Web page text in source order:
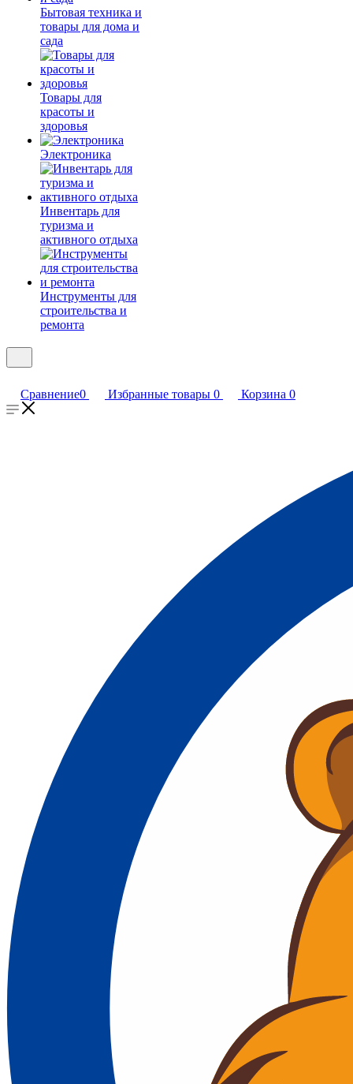
Бытовая техника и
товары для дома и
сада
Товары для
красоты и
здоровья
Электроника
Инвентарь для
туризма и
активного отдыха
Инструменты для
строительства и
ремонта
Сравнение0 Избранные товары 0 Корзина 0